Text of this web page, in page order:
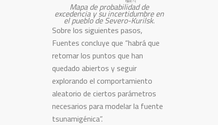
Mapa de probabilidad de
excedencia y su incertidumbre en
el pueblo de Severo-Kurilsk.
Sobre los siguientes pasos,
Fuentes concluye que “habrá que
retomar los puntos que han
quedado abiertos y seguir
explorando el comportamiento
aleatorio de ciertos parámetros
necesarios para modelar la fuente
tsunamigénica”.